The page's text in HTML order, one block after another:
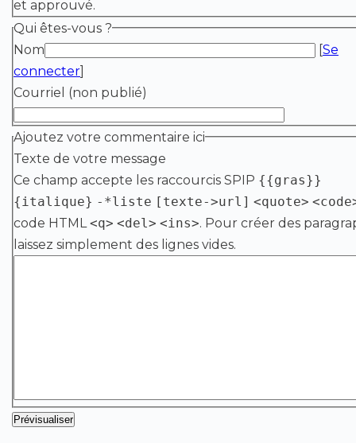
et approuvé.
Qui êtes-vous ?
Nom
[Se
connecter]
Courriel (non publié)
Ajoutez votre commentaire ici
Texte de votre message
Ce champ accepte les raccourcis SPIP {{gras}}
{italique} -*liste [texte->url] <quote>
code HTML<q> <del> <ins>. Pour créer des
laissez simplement des lignes vides.